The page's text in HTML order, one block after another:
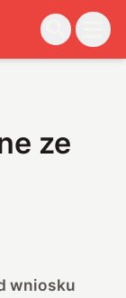
ze
wniosku